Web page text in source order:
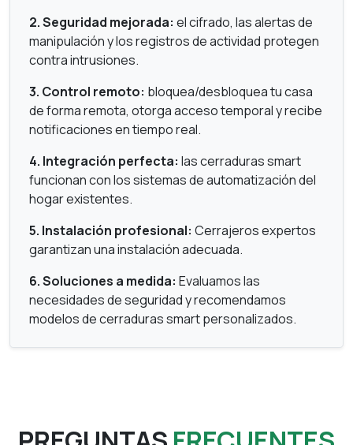
2. Seguridad mejorada: el cifrado, las alertas de
manipulación y los registros de actividad protegen
contra intrusiones.
3. Control remoto: bloquea/desbloquea tu casa
de forma remota, otorga acceso temporal y recibe
notificaciones en tiempo real.
4. Integración perfecta: las cerraduras smart
funcionan con los sistemas de automatización del
hogar existentes.
5. Instalación profesional: Cerrajeros expertos
garantizan una instalación adecuada.
6. Soluciones a medida: Evaluamos las
necesidades de seguridad y recomendamos
modelos de cerraduras smart personalizados.